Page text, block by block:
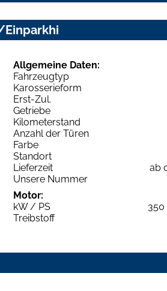
Allgemeine Daten:
Fahrzeugtyp
Karosserieform
Erst-Zul.
Getriebe
Kilometerstand
Anzahl der Türen
Farbe
Standort
Lieferzeit
ab
Unsere Nummer
Motor:
kW / PS
Treibstoff